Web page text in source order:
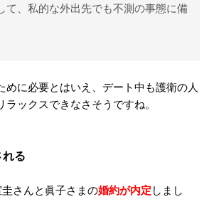
て、私的な外出先でも不測の事態に備
めに必要とはいえ、デート中も護衛の人
ックスできなさそうですね。
る
さんと眞子さまの婚約が内定 しまし